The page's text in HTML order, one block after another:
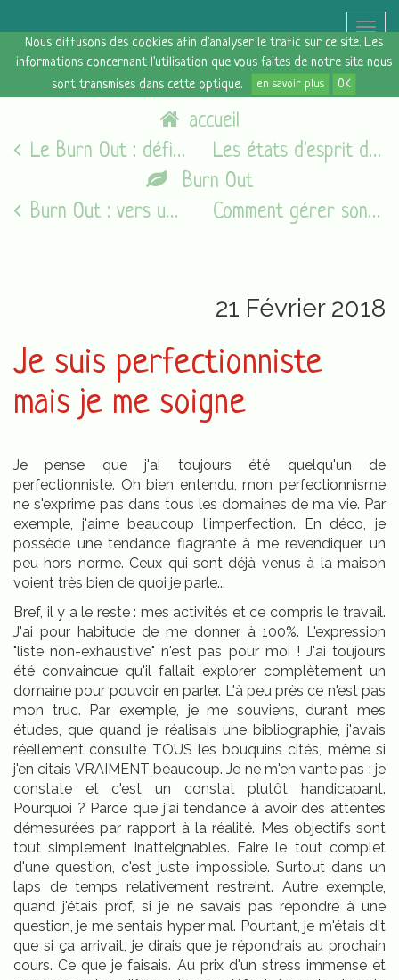
Nous diffusons des cookies afin d'analyser le trafic sur ce site. Les
informations concernant l'utilisation que vous faites de notre site nous
sont transmises dans cette optique.
en savoir plus OK
Toggle
accueil
Le Burn Out : définition et symptômes
Les états d'esprit du vendredi [23/02/18]
Burn Out
Burn Out : vers une prise en charge adaptée
Comment gérer son stress efficacement
21 Février 2018
Je suis perfectionniste
mais je me soigne
Je pense que j'ai toujours été quelqu'un de
perfectionniste. Oh bien entendu, mon perfectionnisme
ne s'exprime pas dans tous les domaines de ma vie. Par
exemple, j'aime beaucoup l'imperfection. En déco, je
possède une tendance flagrante à me revendiquer un
peu hors norme. Ceux qui sont déjà venus à la maison
voient très bien de quoi je parle...
Bref, il y a le reste : mes activités et ce compris le travail.
J'ai pour habitude de me donner à 100%. L'expression
"liste non-exhaustive" n'est pas pour moi ! J'ai toujours
été convaincue qu'il fallait explorer complètement un
domaine pour pouvoir en parler. L'à peu près ce n'est pas
mon truc. Par exemple, je me souviens, durant mes
études, que quand je réalisais une bibliographie, j'avais
réellement consulté TOUS les bouquins cités, même si
j'en citais VRAIMENT beaucoup. Je ne m'en vante pas : je
constate et c'est un constat plutôt handicapant.
Pourquoi ? Parce que j'ai tendance à avoir des attentes
démesurées par rapport à la réalité. Mes objectifs sont
tout simplement inatteignables. Faire le tout complet
d'une question, c'est juste impossible. Surtout dans un
laps de temps relativement restreint. Autre exemple,
quand j'étais prof, si je ne savais pas répondre à une
question, je me sentais hyper mal. Pourtant, je m'étais dit
que si ça arrivait, je dirais que je répondrais au prochain
cours. Ce que je faisais. Au prix d'un stress immense et